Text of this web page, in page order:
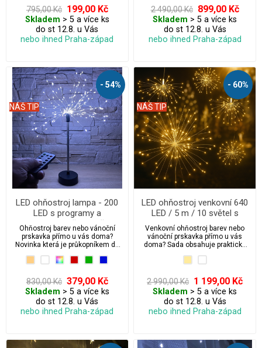
795,00 Kč 199,00 Kč
Skladem > 5 a více ks
do st 12.8. u Vás
nebo ihned Praha-západ
průkopníkem do světa 3D
vánočního led osvětlení.
2 490,00 Kč 899,00 Kč
Skladem > 5 a více ks
do st 12.8. u Vás
nebo ihned Praha-západ
- 54%
NÁŠ TIP
LED ohňostroj lampa - 200
LED s programy a
integrovaným časovačem
Ohňostroj barev nebo vánoční
prskavka přímo u vás doma?
Novinka která je průkopníkem do
830,00 Kč 379,00 Kč
Skladem > 5 a více ks
do st 12.8. u Vás
nebo ihned Praha-západ
- 60%
NÁŠ TIP
LED ohňostroj venkovní 640
LED / 5 m / 10 světel s
programy + ovladač +
časovač + háčky k zavěšení
Venkovní ohňostroj barev nebo
vánoční prskavka přímo u vás
doma? Sada obsahuje praktické
průkopníkem do světa 3D
vánočního led osvětlení.
2 990,00 Kč 1 199,00 Kč
Skladem > 5 a více ks
do st 12.8. u Vás
nebo ihned Praha-západ